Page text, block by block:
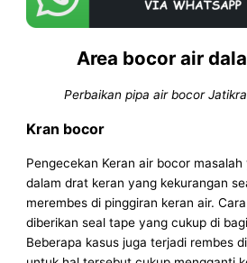
Area bocor air
Perbaikan pipa air bocor
Kran bocor
Pengecekan Keran air bocor
dalam drat keran yang kekurangan
merembes di pinggiran keran air.
diberikan seal tape yang cukup di
Beberapa kasus juga terjadi rembes